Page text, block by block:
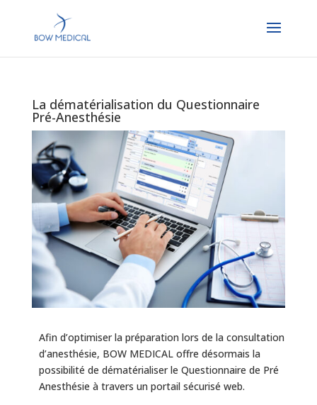
La dématérialisation du Questionnaire
Pré-Anesthésie
Afin d’optimiser la préparation lors de la consultation
d’anesthésie, BOW MEDICAL offre désormais la
possibilité de dématérialiser le Questionnaire de Pré
Anesthésie à travers un portail sécurisé web.